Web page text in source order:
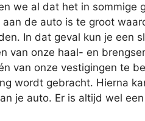
we al dat het in sommige
de auto is te groot
In dat geval kun je een
van onze haal- en
van onze vestigingen te
wordt gebracht. Hierna
je auto. Er is altijd wel